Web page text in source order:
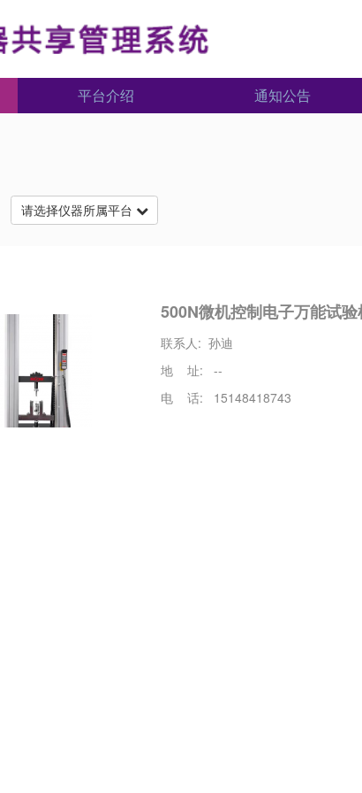
平台介绍 通知公告
请选择仪器所属平台
500N微机控制电子万能试验
联系人: 孙迪
地 址: --
电 话: 15148418743